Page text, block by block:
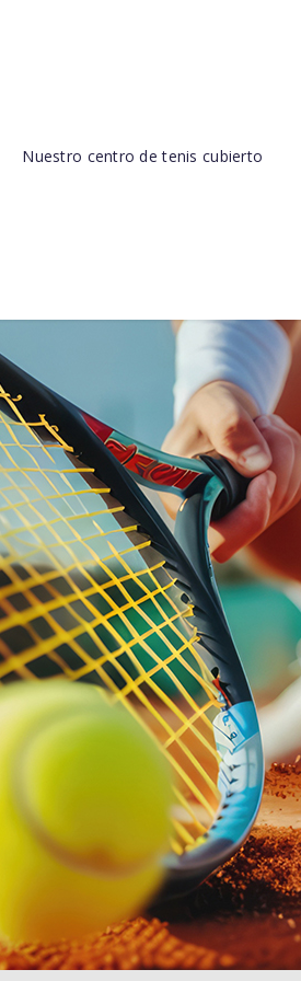
Nuestro centro de tenis cubierto